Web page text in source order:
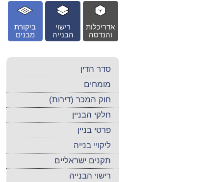
ביקורת
מבנים
רישוי
הבנייה
אדריכלות
והנדסה
סדר הדין
מומחים
חוק המכר (דירות)
חלקי הבניין
פרטי בניין
ליקויי בנייה
תקנים ישראליים
רישוי הבנייה